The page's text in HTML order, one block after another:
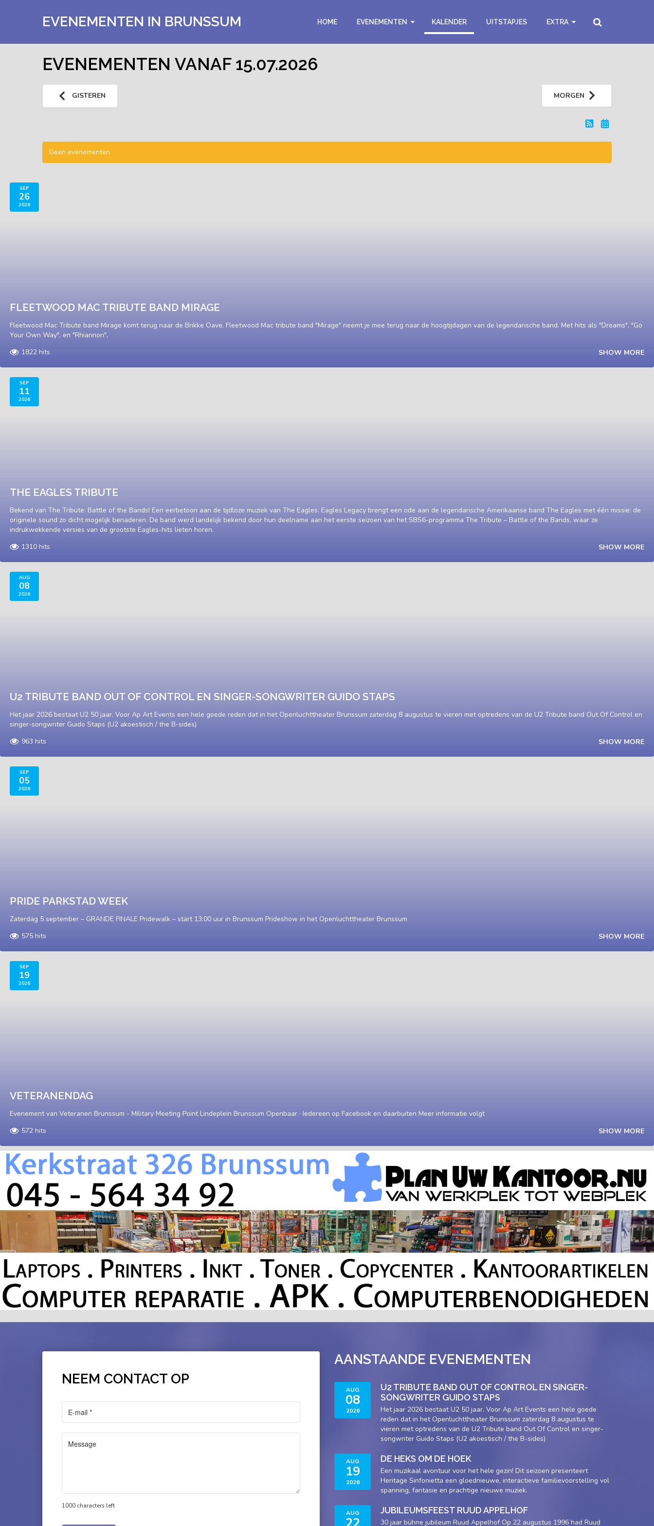
EVENEMENTEN IN BRUNSSUM HOME EVENEMENTEN KALENDER UITSTAPJES EXTRA
EVENEMENTEN VANAF 15.07.2026
GISTEREN MORGEN
Geen evenementen
SEP
26
2026
FLEETWOOD MAC TRIBUTE BAND MIRAGE
Fleetwood Mac Tribute band Mirage komt terug naar de Brikke Oave. Fleetwood Mac tribute band "Mirage" neemt je mee terug naar de hoogtijdagen van de legendarische band. Met hits als "Dreams", "Go
Your Own Way", en "Rhiannon",
1822 hits
SHOW MORE
SEP
11
2026
THE EAGLES TRIBUTE
Bekend van The Tribute: Battle of the Bands! Een eerbetoon aan de tijdloze muziek van The Eagles. Eagles Legacy brengt een ode aan de legendarische Amerikaanse band The Eagles met één missie: de
originele sound zo dicht mogelijk benaderen. De band werd landelijk bekend door hun deelname aan het eerste seizoen van het SBS6-programma The Tribute – Battle of the Bands, waar ze
indrukwekkende versies van de grootste Eagles-hits lieten horen.
1310 hits
SHOW MORE
AUG
08
2026
U2 TRIBUTE BAND OUT OF CONTROL EN SINGER-SONGWRITER GUIDO STAPS
Het jaar 2026 bestaat U2 50 jaar. Voor Ap Art Events een hele goede reden dat in het Openluchttheater Brunssum zaterdag 8 augustus te vieren met optredens van de U2 Tribute band Out Of Control en
singer-songwriter Guido Staps (U2 akoestisch / the B-sides)
963 hits
SHOW MORE
SEP
05
2026
PRIDE PARKSTAD WEEK
Zaterdag 5 september – GRANDE FINALE Pridewalk – start 13:00 uur in Brunssum Prideshow in het Openluchttheater Brunssum
575 hits
SHOW MORE
SEP
19
2026
VETERANENDAG
Evenement van Veteranen Brunssum - Military Meeting Point Lindeplein Brunssum Openbaar · Iedereen op Facebook en daarbuiten Meer informatie volgt
572 hits
SHOW MORE
NEEM CONTACT OP
1000 characters left
AANSTAANDE EVENEMENTEN
AUG
08
2026
U2 TRIBUTE BAND OUT OF CONTROL EN SINGER-
SONGWRITER GUIDO STAPS
Het jaar 2026 bestaat U2 50 jaar. Voor Ap Art Events een hele goede
reden dat in het Openluchttheater Brunssum zaterdag 8 augustus te
vieren met optredens van de U2 Tribute band Out Of Control en singer-
songwriter Guido Staps (U2 akoestisch / the B-sides)
AUG
19
2026
DE HEKS OM DE HOEK
Een muzikaal avontuur voor het hele gezin! Dit seizoen presenteert
Heritage Sinfonietta een gloednieuwe, interactieve familievoorstelling vol
spanning, fantasie en prachtige nieuwe muziek.
AUG JUBILEUMSFEEST RUUD APPELHOF
30 jaar bühne jubileum Ruud Appelhof Op 22 augustus 1996 had Ruud